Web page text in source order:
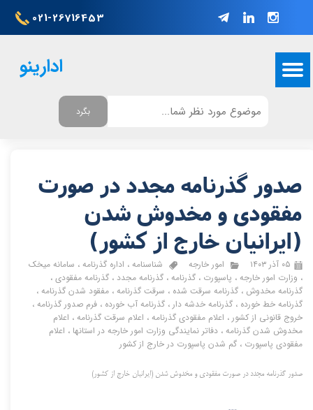
021-26716453
ادارینو
بگرد
صدور گذرنامه مجدد در صورت
مفقودی و مخدوش شدن
(ایرانیان خارج از کشور)
۰۵ آذر ۱۴۰۳ امور خارجه شناسنامه ، اداره گذرنامه ، سامانه میخک
، وزارت امور خارجه ، پاسپورت ، گذرنامه ، گذرنامه مجدد ، گذرنامه مفقودی ،
گذرنامه مخدوش ، گذرنامه سرقت شده ، سرقت گذرنامه ، مفقود شدن گذرنامه ،
گذرنامه خط خورده ، گذرنامه خدشه دار ، گذرنامه آب خورده ، فرم صدور گذرنامه ،
خروج قانونی از کشور ، اعلام مفقودی گذرنامه ، اعلام سرقت گذرنامه ، اعلام
مخدوش شدن گذرنامه ، دفاتر نمایندگی وزارت امور خارجه در استانها ، اعلام
مفقودی پاسپورت ، گم شدن پاسپورت در خارج از کشور
صدور گذرنامه مجدد در صورت مفقودی و مخدوش شدن (ایرانیان خارج از کشور)